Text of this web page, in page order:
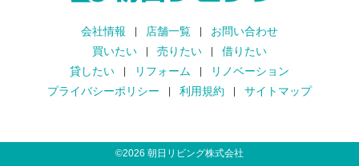
会社情報 店舗一覧
お問い合わせ
買いたい
売りたい
借りたい
貸したい
リフォーム
リノベーション
プライバシーポリシー
利用規約 サイトマップ
©2026 朝日リビング株式会社